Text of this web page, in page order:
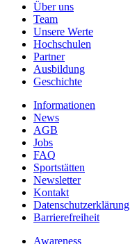
Über uns
Team
Unsere Werte
Hochschulen
Partner
Ausbildung
Geschichte
Informationen
News
AGB
Jobs
FAQ
Sportstätten
Newsletter
Kontakt
Datenschutzerklärung
Barrierefreiheit
Awareness